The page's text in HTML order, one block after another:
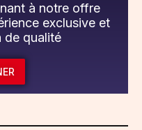
à notre offre
exclusive et
de qualité